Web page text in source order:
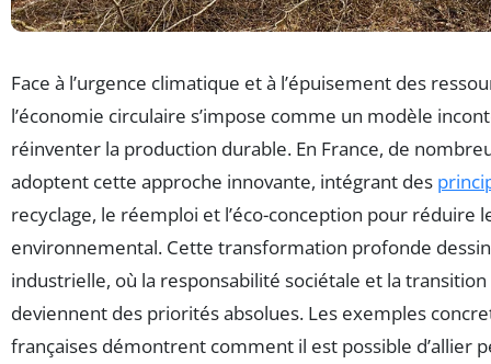
Face à l’urgence climatique et à l’épuisement des
l’économie circulaire s’impose comme un modèle
réinventer la production durable. En France, de
adoptent cette approche innovante, intégrant des
recyclage, le réemploi et l’éco-conception pour réduire
environnemental. Cette transformation profonde
industrielle, où la responsabilité sociétale et la
deviennent des priorités absolues. Les exemples
françaises démontrent comment il est possible d’allier